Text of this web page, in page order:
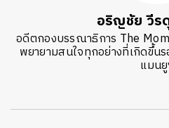
อริญชัย วี
อดีตกองบรรณาธิการ The
พยายามสนใจทุกอย่างที่เกิดขึ้น
แมน